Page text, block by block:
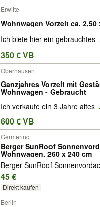
Erwitte
Wohnwagen Vorzelt ca. 2,50
Ich biete hier ein gebrauchtes
350 € VB
Oberhausen
Ganzjahres Vorzelt mit
Wohnwagen - Gebraucht
Ich verkaufe ein 3 Jahre altes
600 € VB
Germering
Berger SunRoof
Wohnwagen, 260 x 240 cm
Berger SunRoof
45 €
Direkt kaufen
Berlin